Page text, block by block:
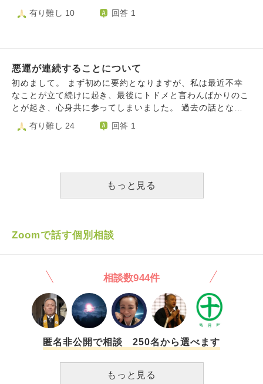
みに私は休み中に辞職を申し出るつもりです。 とんだ災難
こんな目に遭うのか納得いきません。
ろん人生が上手くいっていない人はたくさんいるのは承知で
有り難し 10 回答 1
悪運が連続することについて
初めまして。 まず初めに要約となりますが、私は最近不幸
なことが立て続けに起き、最後にトドメと言わんばかりのこ
とが起き、心身共に参ってしまいました。 過去の話となり
ますが、私は先天的な疾患を持って生まれました。 顔は醜
く歪み、この先碌なことがないであろうと思春期の頃は顔も
分は医療に関連する仕事に就きたい と思い、無事、医療に
しかしながら、最近はプライベートでは些細な不幸が続き、
その上会社ではミスも多く、若干背伸びをして就いた職なの
ないのか」といった目で見られることが多々あります。 そ
して最近、別の方がミスをした内容を私が被る形になり、
元々あまり仕事ができないの社員であるのもあり、かなり会
社に居づらくなってしまいました。 それでも負けじと朝起
床し、満員電車のを超え出勤していると、こともあろうか革
靴の底が剥がれてしまいました。 私は出勤時間もまだギリ
が、その努力虚しく、革靴の底は剥がれたままでした。 そ
有り難し 24 回答 1
もっと見る
Zoomで話す個別相談
相談数944件
匿名非公開で相談 250名から選べます
もっと見る